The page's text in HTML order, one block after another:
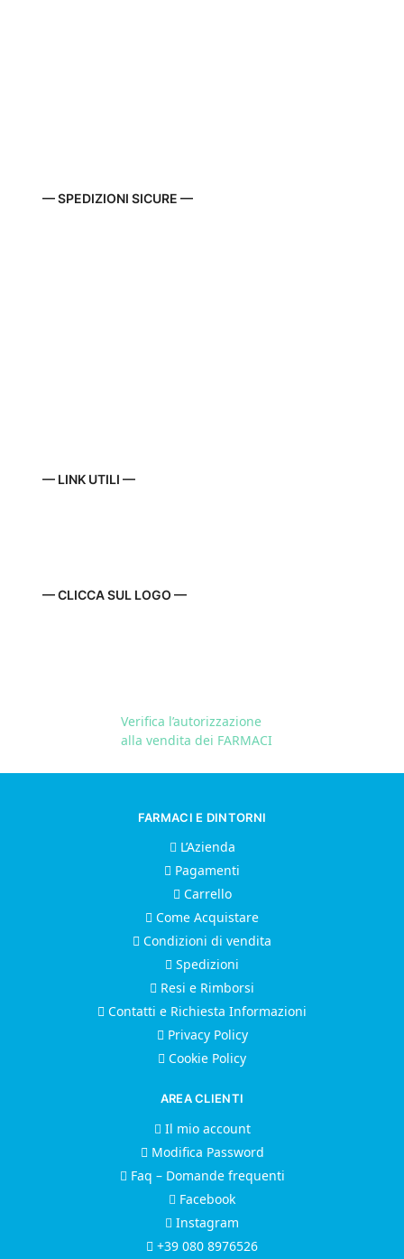
— SPEDIZIONI SICURE —
— LINK UTILI —
— CLICCA SUL LOGO —
Verifica l’autorizzazione
alla vendita dei FARMACI
FARMACI E DINTORNI
L’Azienda
Pagamenti
Carrello
Come Acquistare
Condizioni di vendita
Spedizioni
Resi e Rimborsi
Contatti e Richiesta Informazioni
Privacy Policy
Cookie Policy
AREA CLIENTI
Il mio account
Modifica Password
Faq – Domande frequenti
Facebook
Instagram
+39 080 8976526